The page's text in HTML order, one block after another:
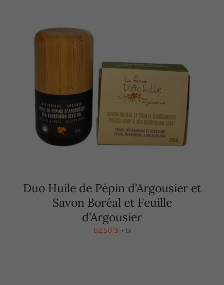
Duo Huile de Pépin d’Argousier et
Savon Boréal et Feuille
d’Argousier
62,50 $ + tx